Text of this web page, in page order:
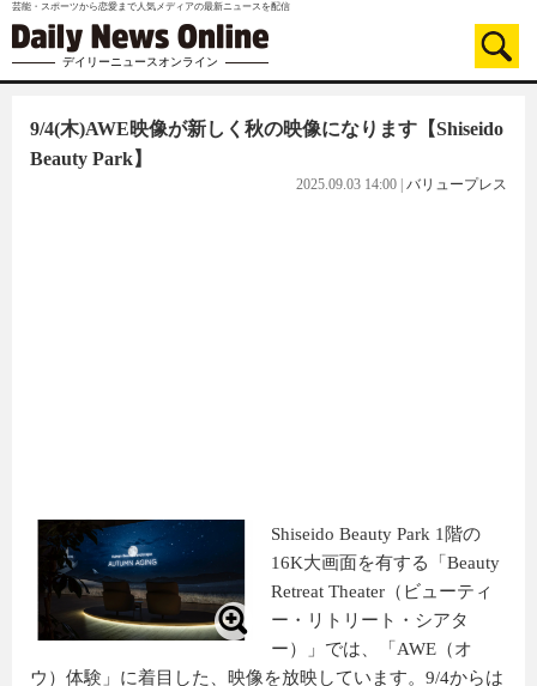
芸能・スポーツから恋愛まで人気メディアの最新ニュースを配信
デイリーニュースオンライン
9/4(木)AWE映像が新しく秋の映像になります【Shiseido
Beauty Park】
2025.09.03 14:00 バリュープレス
Shiseido Beauty Park 1階の
16K大画面を有する「Beauty
Retreat Theater（ビューティ
ー・リトリート・シアタ
ー）」では、「AWE（オ
ウ）体験」に着目した、映像を放映しています。9/4からは